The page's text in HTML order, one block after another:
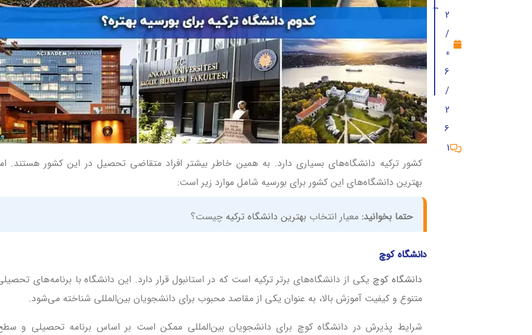
2
/
0
6
/
2
6
1
دانشگاه باهچه شهیر
شرایط عمومی دریافت بورسیه از دانشگاه های ترکیه
مزایای دریافت بورسیه و تحصیل در ترکیه
مدارک لازم برای بورسیه شدن در دانشگاه های ترکیه
همه چیز در مورد بهترین دانشگاه های ترکیه برای بورسیه
دیدگاه (4)
کشور ترکیه دانشگاه‌های بسیاری دارد. به همین‌ خاطر بیشتر افراد متقاضی تحصیل در این کشور هستند.
بهترین دانشگاه‌های این کشور برای بورسیه شامل موارد زیر است:
حتما بخوانید: معیار انتخاب بهترین دانشگاه ترکیه چیست؟
دانشگاه کوچ
دانشگاه کوچ یکی از دانشگاه‌های برتر ترکیه است که در استانبول قرار دارد. این دانشگاه با برنامه‌های
متنوع و کیفیت آموزش بالا، به عنوان یکی از مقاصد محبوب برای دانشجویان بین‌المللی شناخته می‌شود.
شرایط پذیرش در دانشگاه کوچ برای دانشجویان بین‌المللی ممکن است بر اساس برنامه تحصیلی و